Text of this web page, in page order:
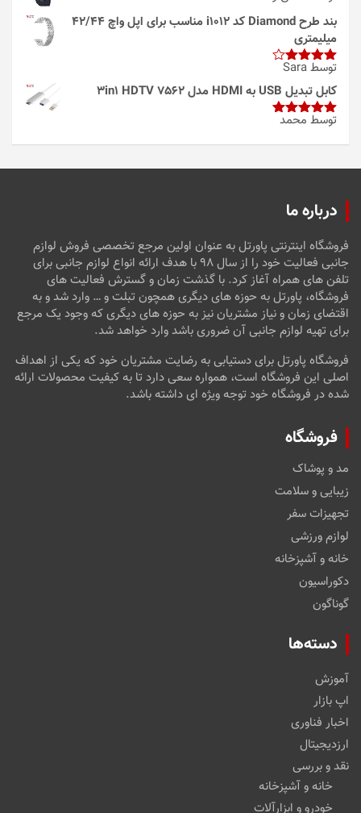
بند طرح Diamond کد i1012 مناسب برای اپل واچ 42/44
میلیمتری
امتیاز4
از 5
توسط Sara
کابل تبدیل USB به HDMI مدل 3in1 HDTV 7562
امتیاز5از
توسط محمد
درباره ما
فروشگاه اینترنتی پاورتل به عنوان اولین مرجع تخصصی فروش لوازم
جانبی فعالیت خود را از سال ۹۸ با هدف ارائه انواع لوازم جانبی برای
تلفن های همراه آغاز کرد. با گذشت زمان و گسترش فعالیت های
فروشگاه، پاورتل به حوزه های دیگری همچون تبلت و … وارد شد و به
اقتضای زمان و نیاز مشتریان نیز به حوزه های دیگری که وجود یک مرجع
برای تهیه لوازم جانبی آن ضروری باشد وارد خواهد شد.
فروشگاه پاورتل برای دستیابی به رضایت مشتریان خود که یکی از اهداف
اصلی این فروشگاه است، همواره سعی دارد تا به کیفیت محصولات ارائه
شده در فروشگاه خود توجه ویژه ای داشته باشد.
فروشگاه
مد و پوشاک
زیبایی و سلامت
تجهیزات سفر
لوازم ورزشی
خانه و آشپزخانه
دکوراسیون
گوناگون
دسته‌ها
آموزش
اپ بازار
اخبار فناوری
ارزدیجیتال
نقد و بررسی
خانه و آشپزخانه
خودرو و ابزارآلات